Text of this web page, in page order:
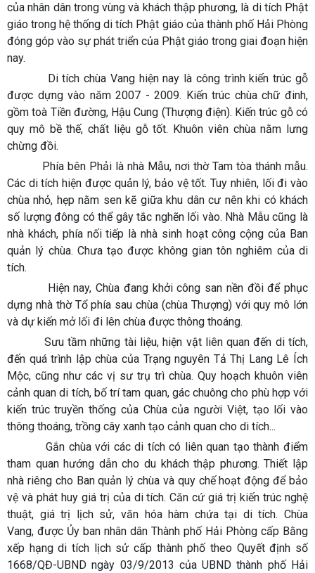
của nhân dân trong vùng và khách thập phương, là di tích Phật
giáo trong hệ thống di tích Phật giáo của thành phố Hải Phòng
đóng góp vào sự phát triển của Phật giáo trong giai đoạn hiện
nay.
Di tích chùa Vang hiện nay là công trình kiến trúc gỗ
được dựng vào năm 2007 - 2009. Kiến trúc chùa chữ đinh,
gồm toà Tiền đường, Hậu Cung (Thượng điện). Kiến trúc gỗ có
quy mô bề thế, chất liệu gỗ tốt. Khuôn viên chùa nằm lưng
chừng đồi.
Phía bên Phải là nhà Mẫu, nơi thờ Tam tòa thánh mẫu.
Các di tích hiện được quản lý, bảo vệ tốt. Tuy nhiên, lối đi vào
chùa nhỏ, hẹp nằm sen kẽ giữa khu dân cư nên khi có khách
số lượng đông có thể gây tắc nghẽn lối vào. Nhà Mẫu cũng là
nhà khách, phía nối tiếp là nhà sinh hoạt công cộng của Ban
quản lý chùa. Chưa tạo được không gian tôn nghiêm của di
tích.
Hiện nay, Chùa đang khởi công san nền đồi để phục
dựng nhà thờ Tổ phía sau chùa (chùa Thượng) với quy mô lớn
và dự kiến mở lối đi lên chùa được thông thoáng.
Sưu tầm những tài liệu, hiện vật liên quan đến di tích,
đến quá trình lập chùa của Trạng nguyên Tả Thị Lang Lê Ích
Mộc, cũng như các vị sư trụ trì chùa. Quy hoạch khuôn viên
cảnh quan di tích, bố trí tam quan, gác chuông cho phù hợp với
kiến trúc truyền thống của Chùa của người Việt, tạo lối vào
thông thoáng, trồng cây xanh tạo cảnh quan cho di tích...
Gắn chùa với các di tích có liên quan tạo thành điểm
tham quan hướng dẫn cho du khách thập phương. Thiết lập
nhà riêng cho Ban quản lý chùa và quy chế hoạt động để bảo
vệ và phát huy giá trị của di tích. Căn cứ giá trị kiến trúc nghệ
thuật, giá trị lịch sử, văn hóa hàm chứa tại di tích. Chùa
Vang, được Ủy ban nhân dân Thành phố Hải Phòng cấp Bằng
xếp hạng di tích lịch sử cấp thành phố theo Quyết định số
1668/QĐ-UBND ngày 03/9/2013 của UBND thành phố Hải